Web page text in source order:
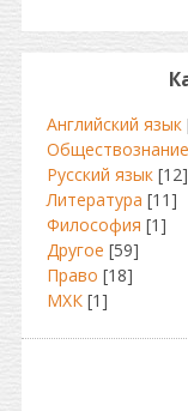
Английский язык
Обществознание
Русский язык [12]
Литература [11]
Философия [1]
Другое [59]
Право [18]
МХК [1]